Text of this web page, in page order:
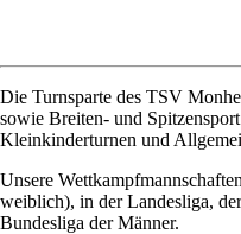
Die Turnsparte des TSV
sowie Breiten- und
Kleinkinderturnen und
Unsere
weiblich), in der Landesliga,
Bundesliga der Männer.